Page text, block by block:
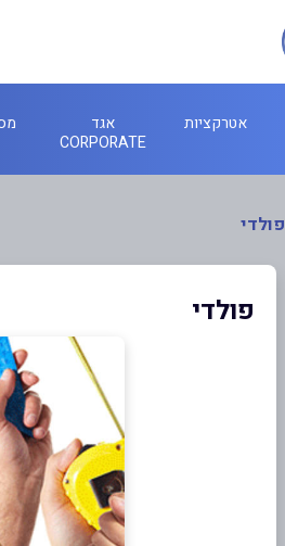
אטרקציות
אגד
CORPORATE
פולדי
פולדי